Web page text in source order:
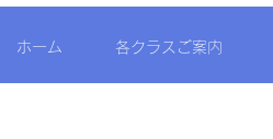
ホーム 各クラスご案内